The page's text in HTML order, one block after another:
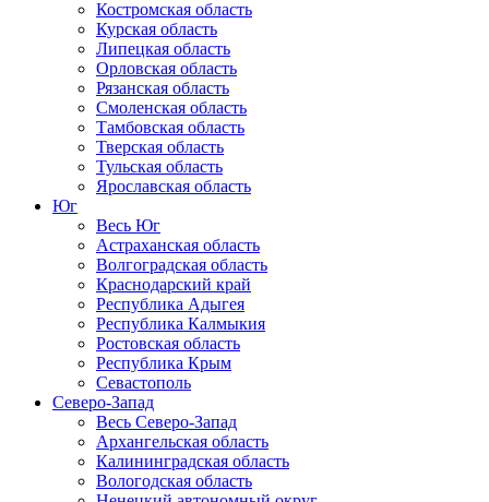
Костромская область
Курская область
Липецкая область
Орловская область
Рязанская область
Смоленская область
Тамбовская область
Тверская область
Тульская область
Ярославская область
Юг
Весь Юг
Астраханская область
Волгоградская область
Краснодарский край
Республика Адыгея
Республика Калмыкия
Ростовская область
Республика Крым
Севастополь
Северо-Запад
Весь Северо-Запад
Архангельская область
Калининградская область
Вологодская область